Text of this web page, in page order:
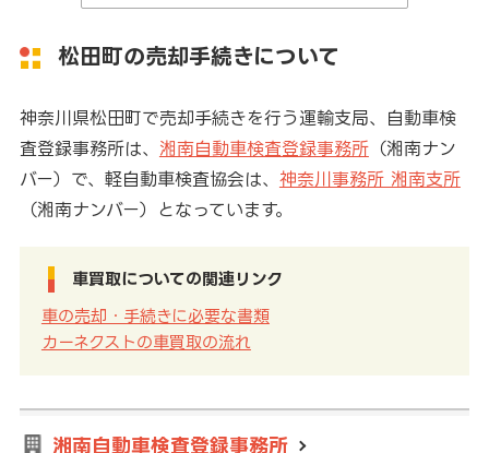
松田町の売却手続きについて
神奈川県松田町で売却手続きを行う運輸支局、自動車検
査登録事務所は、 湘南自動車検査登録事務所（湘南ナン
バー）で、軽自動車検査協会は、 神奈川事務所 湘南支所
（湘南ナンバー）となっています。
車買取についての関連リンク
車の売却・手続きに必要な書類
カーネクストの車買取の流れ
湘南自動車検査登録事務所